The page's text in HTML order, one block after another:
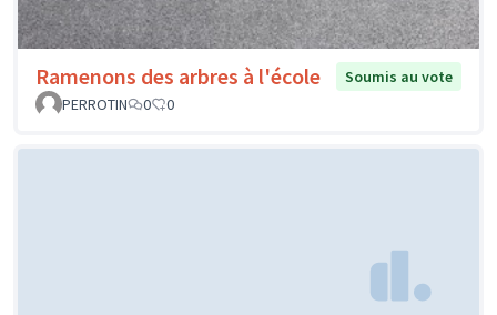
Ramenons des arbres à l'école
Soumis au vote
PERROTIN
0 0